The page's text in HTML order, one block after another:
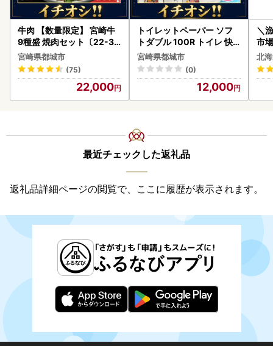
牛肉 【数量限定】 宮崎牛
9種盛 焼肉セット〔22-31
-006-600g〕都城 イチオ
シ!! 牛肉
宮崎県都城市
(75)
22,000
トイレットペーパー ソフ
トダブル 100R トイレ 快
速〔12-I5-TP100-R〕
宮崎県都城市
(0)
12,000
＼
市
貝
北
最近チェックした返礼品
返礼品詳細ページの閲覧で、ここに履歴が表示されます。